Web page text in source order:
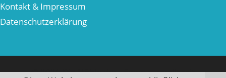
Kontakt & Impressum
Datenschutzerklärung
© 2026 Die Höhle der Löwen• Erstellt mit